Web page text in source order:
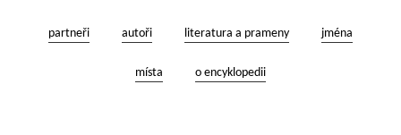
partneři autoři literatura a prameny jména
místa o encyklopedii